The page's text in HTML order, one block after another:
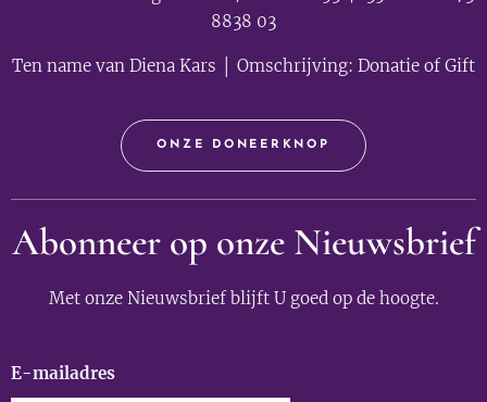
8838 03
Ten name van Diena Kars │ Omschrijving: Donatie of Gift
ONZE DONEERKNOP
Abonneer op onze Nieuwsbrief
Met onze Nieuwsbrief blijft U goed op de hoogte.
E-mailadres